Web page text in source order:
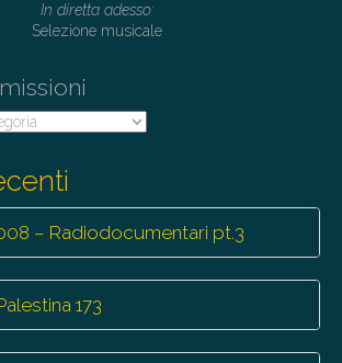
In diretta adesso:
Selezione musicale
– Radiodocumentari pt.3
173